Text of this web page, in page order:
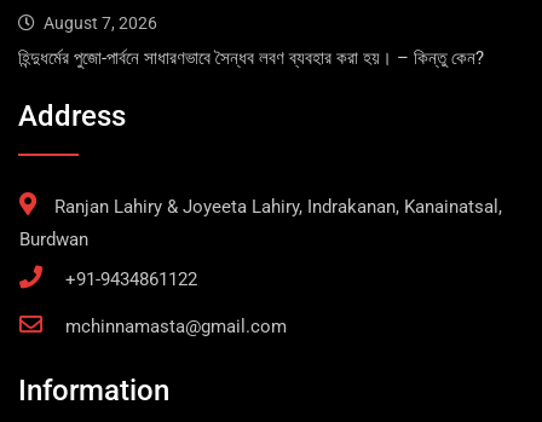
August 7, 2026
হিন্দুধর্মের পুজো-পার্বনে সাধারণভাবে সৈন্ধব লবণ ব্যবহার করা হয়। – কিন্তু কেন?
Address
Ranjan Lahiry & Joyeeta Lahiry, Indrakanan, Kanainatsal,
Burdwan
+91-9434861122
mchinnamasta@gmail.com
Information